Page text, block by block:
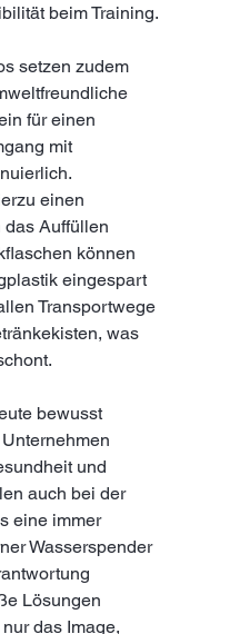
beim Training.
setzen zudem
für einen
mit
einen
Auffüllen
können
eingespart
Transportwege
was
bewusst
und
auch bei der
eine immer
Wasserspender
Lösungen
das Image,